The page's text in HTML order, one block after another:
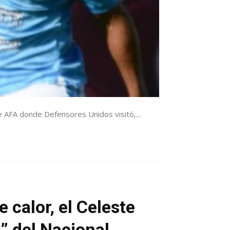
donde Defensores Unidos visitó,...
calor, el Celeste